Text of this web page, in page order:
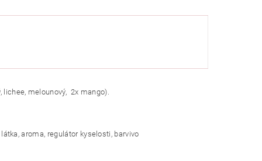
lichee, melounový, 2x mango).
aroma, regulátor kyselosti, barvivo